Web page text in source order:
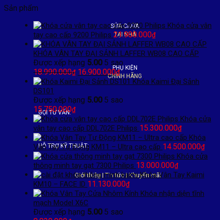
SỬA CHỮA
TẠI NHÀ
PHỤ KIỆN
CHÍNH HÃNG
GỌI TƯ VẤN:
HỖ TRỢ KỸ THUẬT:
Giới thiệu|Tin tức|Khuyến mãi
Sản phẩm
Khóa cửa vân
tay cao cấp 9200 Philips 21.900.000₫
KHÓA VÂN TAY ĐẠI SẢNH LAFFER WB08 CAO CẤP
Được xếp hạng 5.005 sao
18.990.000₫ Giá
gốc
18.990.000₫.
16.900.000₫Giá
hiện
là:
Khóa Kaimi Đại Sảnh
DS101
Được xếp hạng 5.005 sao
15.750.000₫
Khóa cửa
vân tay cao cấp DDL702E Philips 15.300.000₫
Khóa
Vân Tay Tự Động KM11 – Ultra cao cấp 14.500.000₫
Khóa cửa
thông minh tay gạt 7300 Philips 13.000.000₫
Khóa Vân Tay Kaimi
KM10 – FACE ID 11.130.000₫
Khóa nhận diện tĩnh
mạch Model X6C
Được xếp hạng 5.005 sao